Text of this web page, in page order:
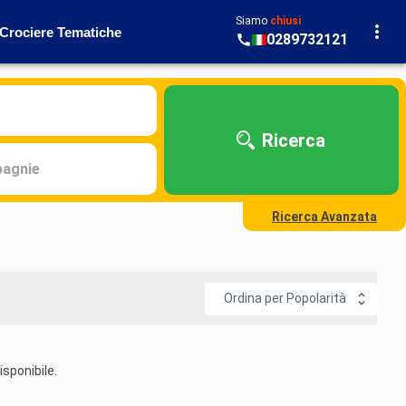
Crociere Tematiche
Siamo chiusi
0289732121
Ricerca
Ricerca Avanzata
Ordina per Popolarità